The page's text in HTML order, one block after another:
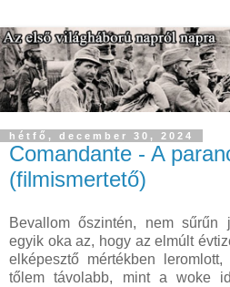
hétfő, december 30, 2024
Comandante - A
(filmismertető)
Bevallom őszintén, nem sűrűn
egyik oka az, hogy az elmúlt
elképesztő mértékben
tőlem távolabb, mint a woke